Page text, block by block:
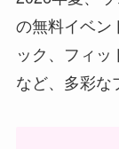
の無料イベン
ック、フィ
など、多彩な